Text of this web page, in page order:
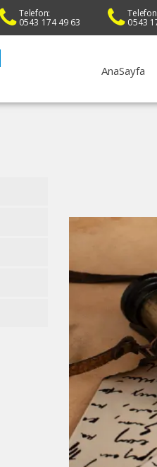
Telefon:
0543 174 49 63 0543
AnaSayfa